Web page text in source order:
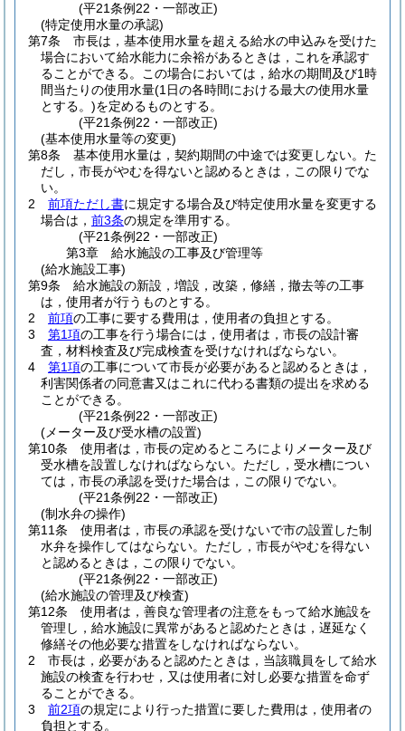
(平21条例22・一部改正)
(特定使用水量の承認)
第7条
市長は，基本使用水量を超える給水の申込みを受けた
場合において給水能力に余裕があるときは，これを承認す
ることができる。
この場合においては，給水の期間及び1時
間当たりの使用水量(1日の各時間における最大の使用水量
とする。)を定めるものとする。
(平21条例22・一部改正)
(基本使用水量等の変更)
第8条
基本使用水量は，契約期間の中途では変更しない。 た
だし，市長がやむを得ないと認めるときは，この限りでな
い。
2
前項ただし書に規定する場合及び特定使用水量を変更する
場合は， 前3条の規定を準用する。
(平21条例22・一部改正)
第3章
給水施設の工事及び管理等
(給水施設工事)
第9条
給水施設の新設，増設，改築，修繕，撤去等の工事
は，使用者が行うものとする。
2
前項の工事に要する費用は，使用者の負担とする。
3
第1項の工事を行う場合には，使用者は，市長の設計審
査，材料検査及び完成検査を受けなければならない。
4
第1項の工事について市長が必要があると認めるときは，
利害関係者の同意書又はこれに代わる書類の提出を求める
ことができる。
(平21条例22・一部改正)
(メーター及び受水槽の設置)
第10条
使用者は，市長の定めるところによりメーター及び
受水槽を設置しなければならない。 ただし，受水槽につい
ては，市長の承認を受けた場合は，この限りでない。
(平21条例22・一部改正)
(制水弁の操作)
第11条
使用者は，市長の承認を受けないで市の設置した制
水弁を操作してはならない。 ただし，市長がやむを得ない
と認めるときは，この限りでない。
(平21条例22・一部改正)
(給水施設の管理及び検査)
第12条
使用者は，善良な管理者の注意をもって給水施設を
管理し，給水施設に異常があると認めたときは，遅延なく
修繕その他必要な措置をしなければならない。
2
市長は，必要があると認めたときは，当該職員をして給水
施設の検査を行わせ，又は使用者に対し必要な措置を命ず
ることができる。
3
前2項の規定により行った措置に要した費用は，使用者の
負担とする。